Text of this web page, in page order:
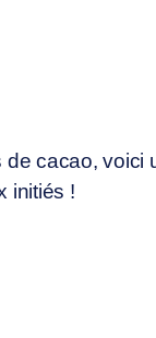
cacao,
initiés !